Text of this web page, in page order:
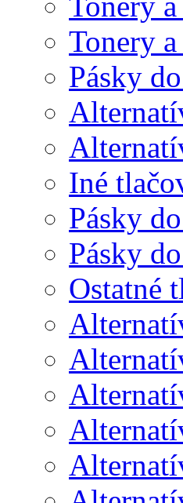
Tonery
Pásky
Iné
Pásky
Pásky
Ostatné